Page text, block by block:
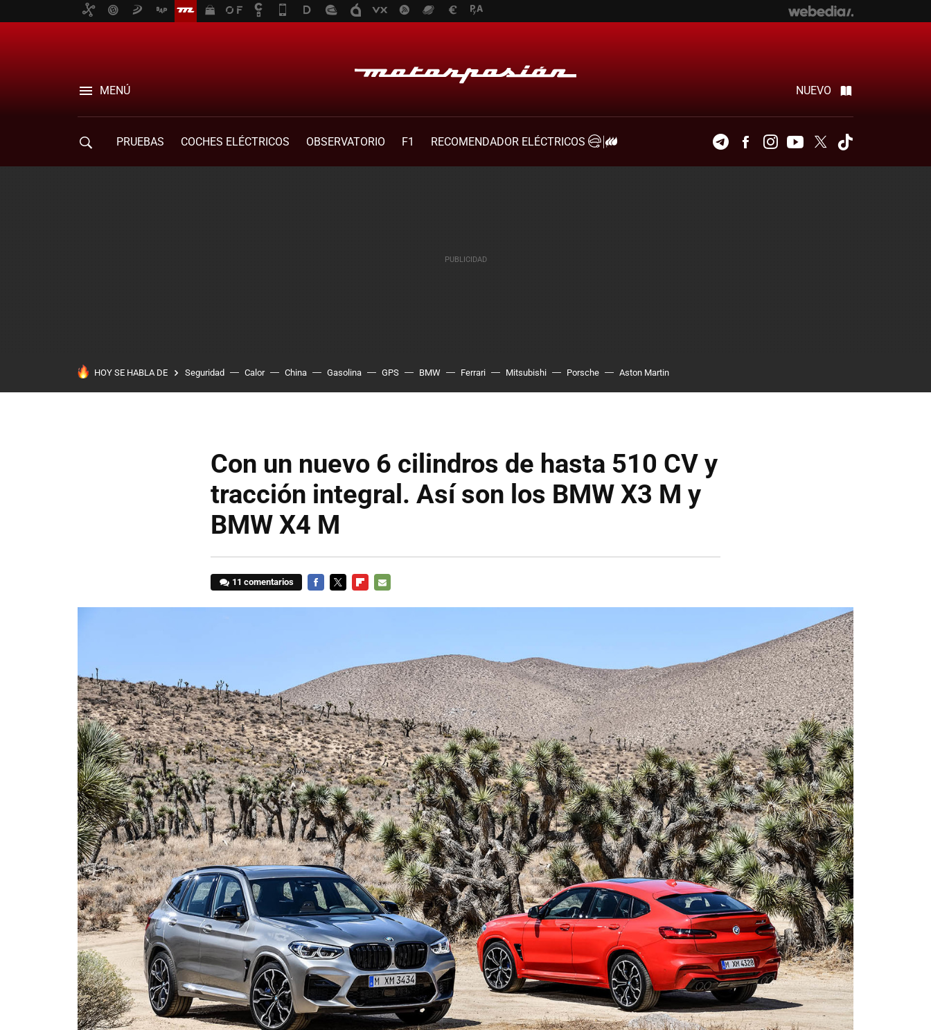
MENÚ NUEVO
PRUEBAS COCHES ELÉCTRICOS OBSERVATORIO F1
RECOMENDADOR ELÉCTRICOS
TelegramFacebookInstagramYoutubeTwitter
HOY SE HABLA DE Seguridad Calor China Gasolina GPS BMW Ferrari Mitsubishi Porsche Aston Martin
Con un nuevo 6 cilindros de hasta 510 CV y
tracción integral. Así son los BMW X3 M y
BMW X4 M
11 comentarios